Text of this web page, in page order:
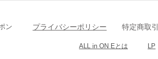
ン プライバシーポリシー 特定商取引
ALL in ON Eとは​ LP